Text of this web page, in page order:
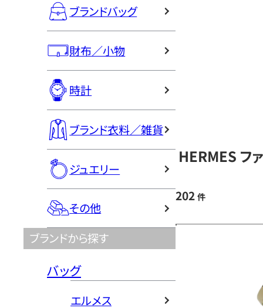
ブランドバッグ
財布／小物
時計
ブランド衣料／雑貨
ジュエリー
その他
ブランドから探す
バッグ
エルメス
HERMES フ
202 件